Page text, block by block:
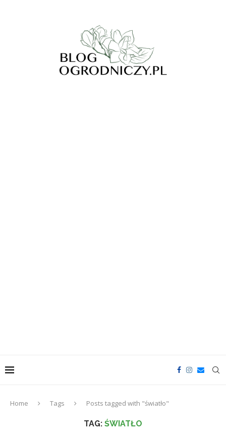
Home Tags Posts tagged with "światło"
TAG: ŚWIATŁO